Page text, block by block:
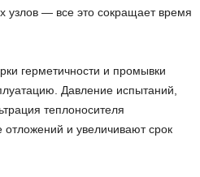
узлов — все это сокращает время
герметичности и промывки
Давление испытаний,
теплоносителя
и увеличивают срок